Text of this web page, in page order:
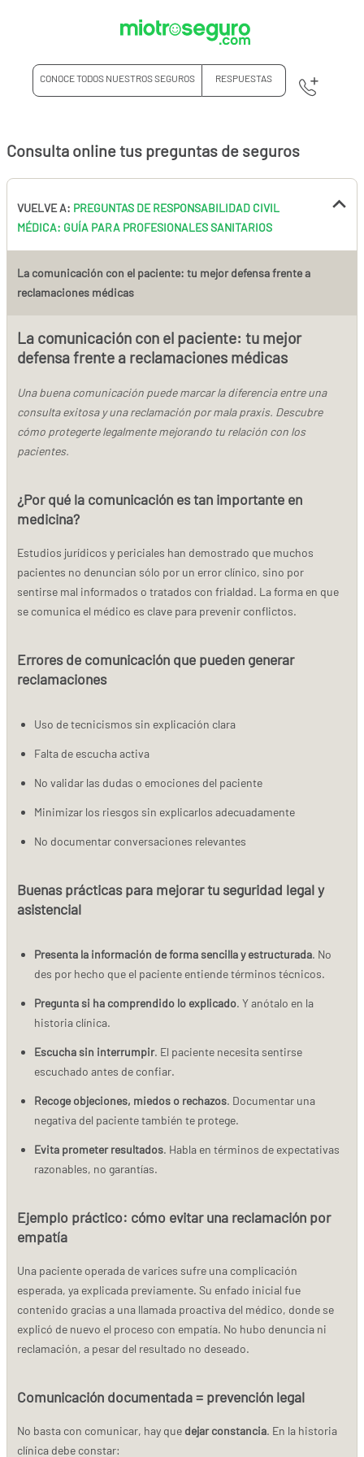
CONOCE TODOS NUESTROS SEGUROS RESPUESTAS
Consulta online tus preguntas de seguros
VUELVE A: PREGUNTAS DE RESPONSABILIDAD CIVIL
MÉDICA: GUÍA PARA PROFESIONALES SANITARIOS
La comunicación con el paciente: tu mejor defensa frente a
reclamaciones médicas
La comunicación con el paciente: tu mejor
defensa frente a reclamaciones médicas
Una buena comunicación puede marcar la diferencia entre una
consulta exitosa y una reclamación por mala praxis. Descubre
cómo protegerte legalmente mejorando tu relación con los
pacientes.
¿Por qué la comunicación es tan importante en
medicina?
Estudios jurídicos y periciales han demostrado que muchos
pacientes no denuncian sólo por un error clínico, sino por
sentirse mal informados o tratados con frialdad. La forma en que
se comunica el médico es clave para prevenir conflictos.
Errores de comunicación que pueden generar
reclamaciones
Uso de tecnicismos sin explicación clara
Falta de escucha activa
No validar las dudas o emociones del paciente
Minimizar los riesgos sin explicarlos adecuadamente
No documentar conversaciones relevantes
Buenas prácticas para mejorar tu seguridad legal y
asistencial
Presenta la información de forma sencilla y estructurada. No
des por hecho que el paciente entiende términos técnicos.
Pregunta si ha comprendido lo explicado. Y anótalo en la
historia clínica.
Escucha sin interrumpir. El paciente necesita sentirse
escuchado antes de confiar.
Recoge objeciones, miedos o rechazos. Documentar una
negativa del paciente también te protege.
Evita prometer resultados. Habla en términos de expectativas
razonables, no garantías.
Ejemplo práctico: cómo evitar una reclamación por
empatía
Una paciente operada de varices sufre una complicación
esperada, ya explicada previamente. Su enfado inicial fue
contenido gracias a una llamada proactiva del médico, donde se
explicó de nuevo el proceso con empatía. No hubo denuncia ni
reclamación, a pesar del resultado no deseado.
Comunicación documentada = prevención legal
No basta con comunicar, hay que dejar constancia. En la historia
clínica debe constar: